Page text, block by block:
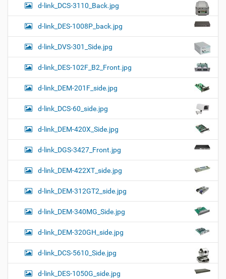
d-link_DCS-3110_Back.jpg
d-link_DES-1008P_back.jpg
d-link_DVS-301_Side.jpg
d-link_DES-102F_B2_Front.jpg
d-link_DEM-201F_side.jpg
d-link_DCS-60_side.jpg
d-link_DEM-420X_Side.jpg
d-link_DGS-3427_Front.jpg
d-link_DEM-422XT_side.jpg
d-link_DEM-312GT2_side.jpg
d-link_DEM-340MG_Side.jpg
d-link_DEM-320GH_side.jpg
d-link_DCS-5610_Side.jpg
d-link_DES-1050G_side.jpg